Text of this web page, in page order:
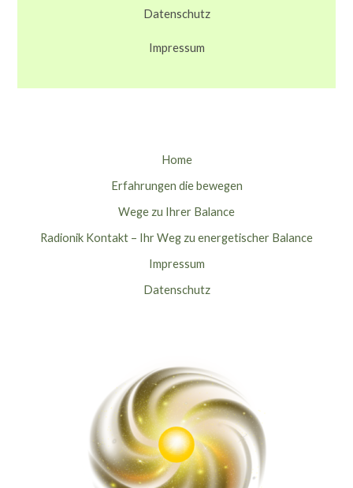
Datenschutz
Impressum
Home
Erfahrungen die bewegen
Wege zu Ihrer Balance
Radionik Kontakt – Ihr Weg zu energetischer Balance
Impressum
Datenschutz